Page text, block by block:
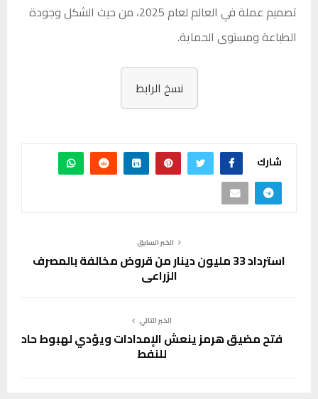
تصميم عملة في العالم لعام 2025، من حيث الشكل وجودة
الطباعة ومستوى الحماية.
نسخ الرابط
شارك
الخبر السابق
استرداد 33 مليون دينار من قروض مخالفة بالمصرف
الزراعي
الخبر التالي
فتح مضيق هرمز ينعش الإمدادات ويؤدي لهبوط حاد
للنفط